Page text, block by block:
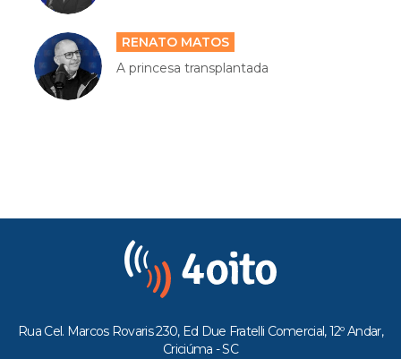
RENATO MATOS
A princesa transplantada
Rua Cel. Marcos Rovaris 230, Ed Due Fratelli Comercial, 12º Andar,
Criciúma - SC